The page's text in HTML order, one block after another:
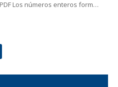
Los números enteros form…